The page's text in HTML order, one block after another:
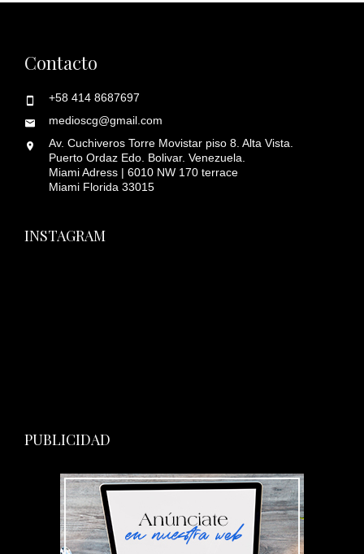
Contacto
+58 414 8687697
medioscg@gmail.com
Av. Cuchiveros Torre Movistar piso 8. Alta Vista.
Puerto Ordaz Edo. Bolivar. Venezuela.
Miami Adress | 6010 NW 170 terrace
Miami Florida 33015
INSTAGRAM
PUBLICIDAD